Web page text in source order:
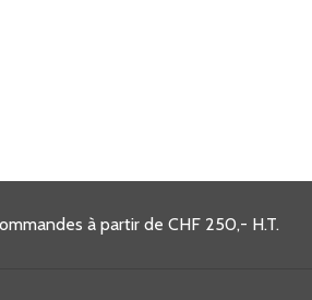
à partir de CHF 250,- H.T.